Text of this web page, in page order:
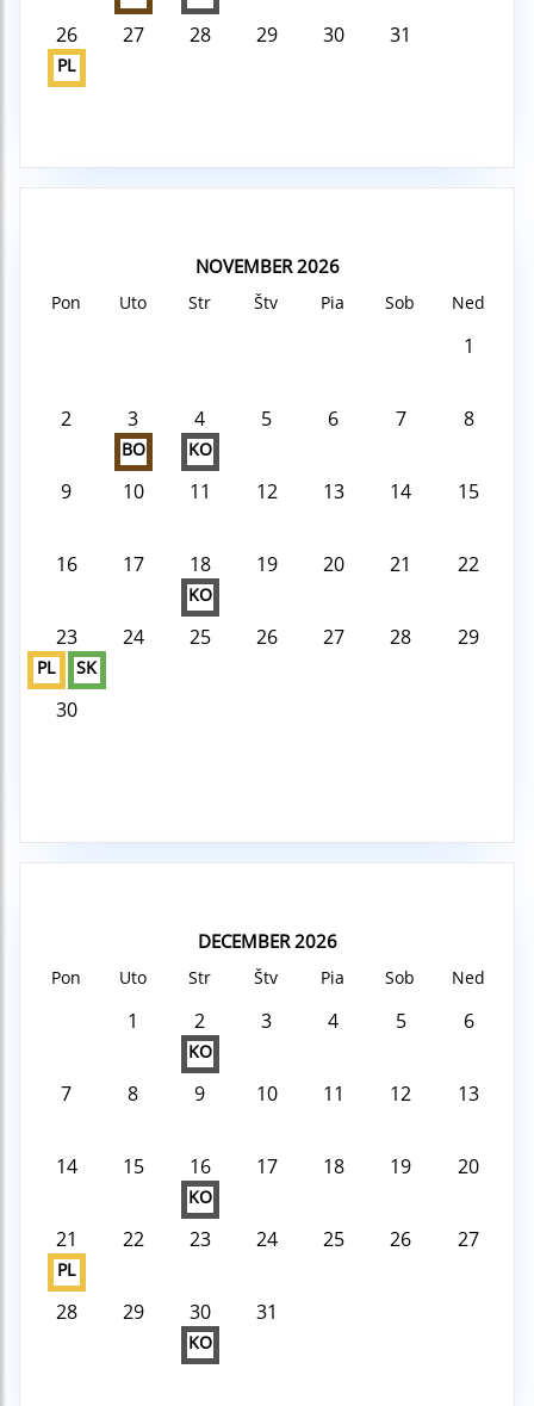
26
PL
27 28 29 30 31
NOVEMBER 2026
Pon Uto Str Štv Pia Sob Ned
1
2 3
BO
4
KO
5 6 7 8
9 10 11 12 13 14 15
16 17 18
KO
19 20 21 22
23
PL SK
24 25 26 27 28 29
30
DECEMBER 2026
Pon Uto Str Štv Pia Sob Ned
1 2
KO
3 4 5 6
7 8 9 10 11 12 13
14 15 16
KO
17 18 19 20
21
PL
22 23 24 25 26 27
28 29 30
KO
31